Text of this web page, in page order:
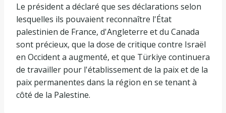
Le président a déclaré que ses déclarations selon
lesquelles ils pouvaient reconnaître l'État
palestinien de France, d'Angleterre et du Canada
sont précieux, que la dose de critique contre Israël
en Occident a augmenté, et que Türkiye continuera
de travailler pour l'établissement de la paix et de la
paix permanentes dans la région en se tenant à
côté de la Palestine.